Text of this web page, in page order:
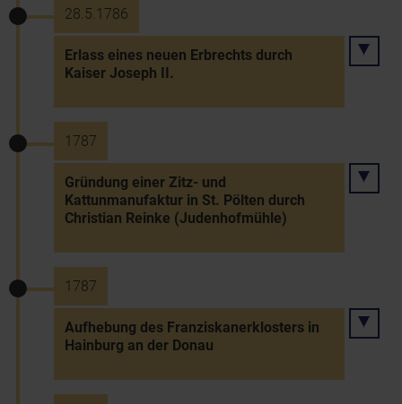
28.5.1786
Erlass eines neuen Erbrechts durch
Kaiser Joseph II.
1787
Gründung einer Zitz- und
Kattunmanufaktur in St. Pölten durch
Christian Reinke (Judenhofmühle)
1787
Aufhebung des Franziskanerklosters in
Hainburg an der Donau